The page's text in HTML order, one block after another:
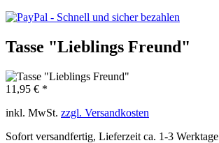
Tasse "Lieblings Freund"
11,95 € *
inkl. MwSt. zzgl. Versandkosten
Sofort versandfertig, Lieferzeit ca. 1-3 Werktage